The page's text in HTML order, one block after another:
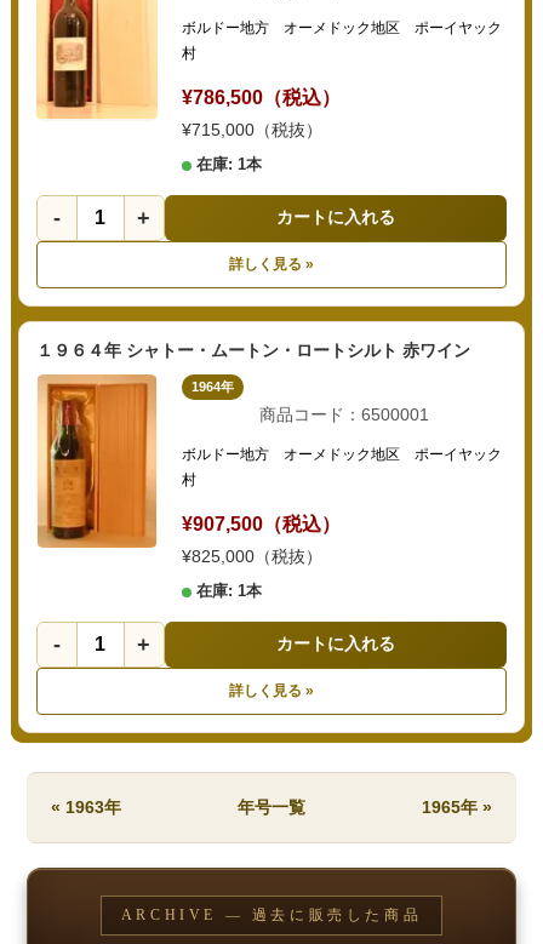
ボルドー地方 オーメドック地区 ポーイヤック
村
¥786,500（税込）
¥715,000（税抜）
在庫: 1本
- + カートに入れる
詳しく見る »
１９６４年 シャトー・ムートン・ロートシルト 赤ワイン
1964年
商品コード：6500001
ボルドー地方 オーメドック地区 ポーイヤック
村
¥907,500（税込）
¥825,000（税抜）
在庫: 1本
- + カートに入れる
詳しく見る »
« 1963年 年号一覧 1965年 »
ARCHIVE — 過去に販売した商品